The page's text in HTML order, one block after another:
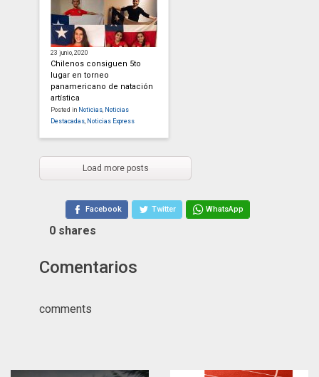
23 junio, 2020
Chilenos consiguen 5to
lugar en torneo
panamericano de natación
artística
Posted in Noticias Noticias
Destacadas Noticias Express
Load more posts
Facebook Twitter WhatsApp
0 shares
Comentarios
comments